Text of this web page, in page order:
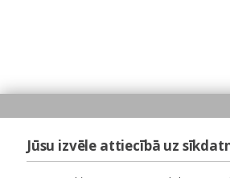
Jūsu izvēle attiecībā uz